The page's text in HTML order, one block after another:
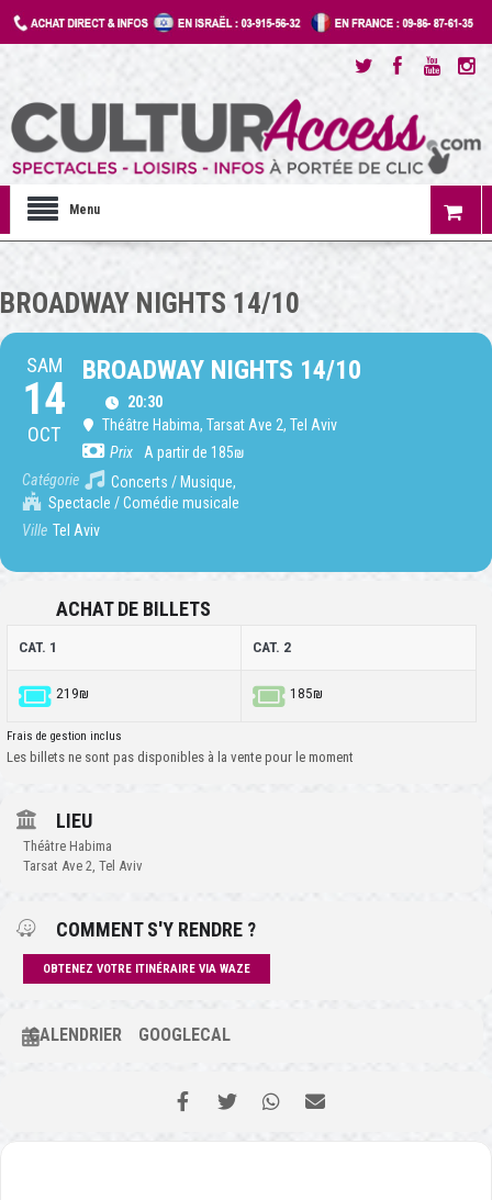
Menu
BROADWAY NIGHTS 14/10
SAM
14
OCT
BROADWAY NIGHTS 14/10
20:30
Théâtre Habima, Tarsat Ave 2, Tel Aviv
Prix
A partir de 185₪
Catégorie
Concerts / Musique,
Spectacle / Comédie musicale
Ville Tel Aviv
ACHAT DE BILLETS
CAT. 1 CAT. 2
219₪ 185₪
Frais de gestion inclus
Les billets ne sont pas disponibles à la vente pour le moment
LIEU
Théâtre Habima
Tarsat Ave 2, Tel Aviv
COMMENT S'Y RENDRE ?
OBTENEZ VOTRE ITINÉRAIRE VIA WAZE
CALENDRIER GOOGLECAL